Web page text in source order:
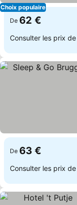
Choix populaire
De 62 €
Consulter les prix de
De 63 €
Consulter les prix de